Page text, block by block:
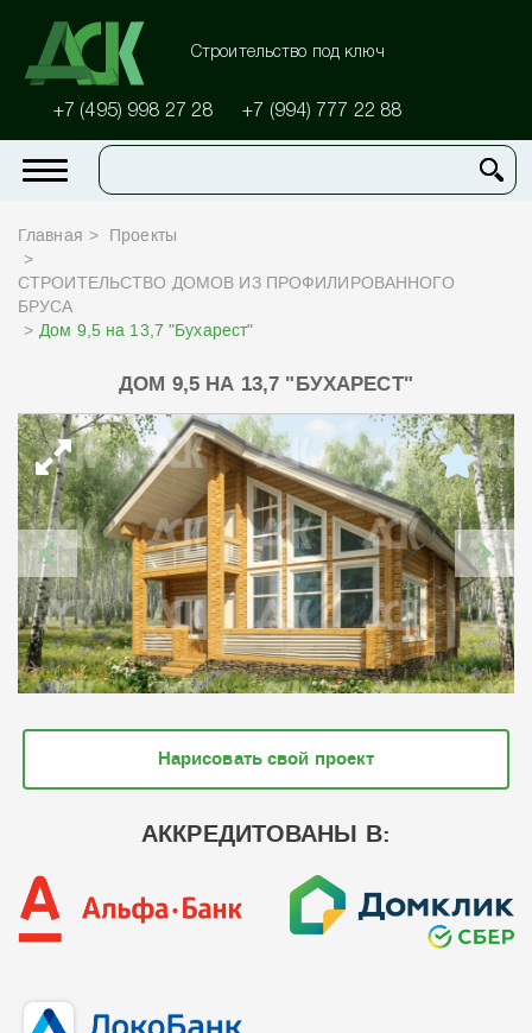
Строительство под ключ
+7 (495) 998 27 28 +7 (994) 777 22 88
Главная Проекты
СТРОИТЕЛЬСТВО ДОМОВ ИЗ ПРОФИЛИРОВАННОГО
БРУСА
Дом 9,5 на 13,7 "Бухарест"
ДОМ 9,5 НА 13,7 "БУХАРЕСТ"
Нарисовать свой проект
АККРЕДИТОВАНЫ В: